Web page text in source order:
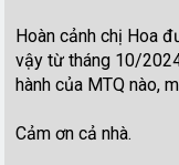
Hoàn cảnh chị Hoa
vậy từ tháng 10/
hành của MTQ nào,
Cảm ơn cả nhà.